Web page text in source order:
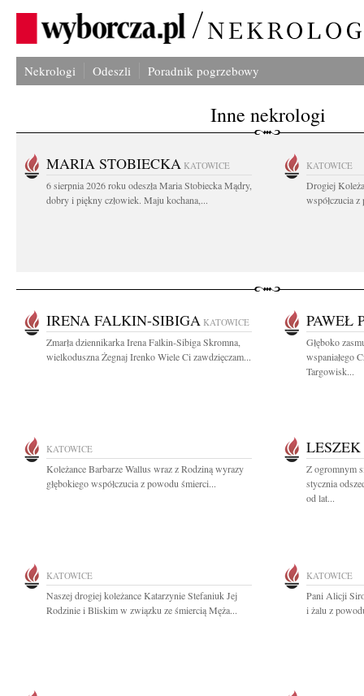
Nekrologi Odeszli Poradnik pogrzebowy
Inne nekrologi
MARIA STOBIECKA KATOWICE
6 sierpnia 2026 roku odeszła Maria Stobiecka Mądry,
dobry i piękny człowiek. Maju kochana,...
KATOWICE
Drogiej
współczucia
IRENA FALKIN-SIBIGA KATOWICE
Zmarła dziennikarka Irena Falkin-Sibiga Skromna,
wielkoduszna Żegnaj Irenko Wiele Ci zawdzięczam...
PAWEŁ
Głęboko
wspaniałego
Targowisk...
KATOWICE
Koleżance Barbarze Wallus wraz z Rodziną wyrazy
głębokiego współczucia z powodu śmierci...
Z ogromnym
stycznia
od lat...
KATOWICE
Naszej drogiej koleżance Katarzynie Stefaniuk Jej
Rodzinie i Bliskim w związku ze śmiercią Męża...
KATOWICE
Pani Alicji
i żalu z